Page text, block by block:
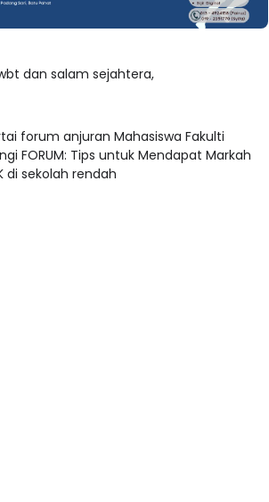
dan salam sejahtera,
forum anjuran Mahasiswa Fakulti
FORUM: Tips untuk Mendapat Markah
di sekolah rendah